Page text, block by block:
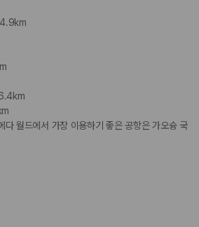
다 월드에서 가장 이용하기 좋은 공항은 가오슝 국